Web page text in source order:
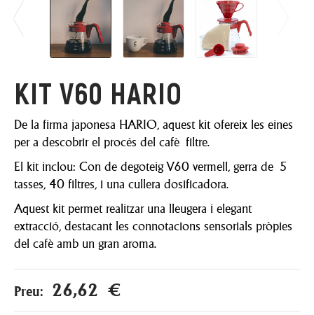
KIT V60 HARIO
De la firma japonesa HARIO, aquest kit ofereix les eines
per a descobrir el procés del cafè filtre.
El kit inclou: Con de degoteig V60 vermell, gerra de 5
tasses, 40 filtres, i una cullera dosificadora.
Aquest kit permet realitzar una lleugera i elegant
extracció, destacant les connotacions sensorials pròpies
del cafè amb un gran aroma.
Preu: 26,62 €